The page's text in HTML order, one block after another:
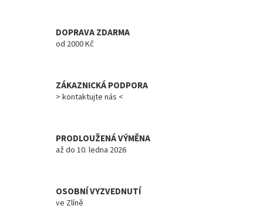
k
p
i
DOPRAVA ZDARMA
od 2000 Kč
ZÁKAZNICKÁ PODPORA
> kontaktujte nás <
PRODLOUŽENÁ VÝMĚNA
až do 10. ledna 2026
OSOBNÍ VYZVEDNUTÍ
ve Zlíně